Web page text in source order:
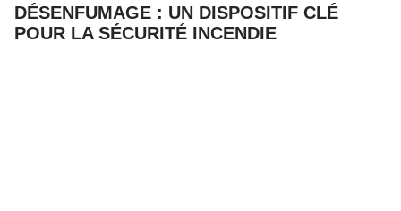
DÉSENFUMAGE : UN DISPOSITIF CLÉ
POUR LA SÉCURITÉ INCENDIE